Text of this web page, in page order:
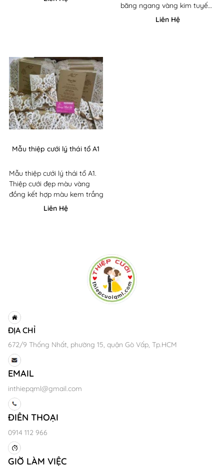
băng ngang vàng kim tuyến
rất hot. Xu hướng thiệp cưới
Liên Hệ
Mẫu thiệp cưới lý thái tổ A1
Mẫu thiệp cưới lý thái tổ A1.
Thiệp cưới đẹp màu vàng
đồng kết hợp màu kem trắng
Liên Hệ
ĐỊA CHỈ
672/9 Thống Nhất, phường 15, quận Gò Vấp, Tp.HCM
EMAIL
inthiepqml@gmail.com
ĐIÊN THOẠI
0914 112 966
GIỜ LÀM VIỆC